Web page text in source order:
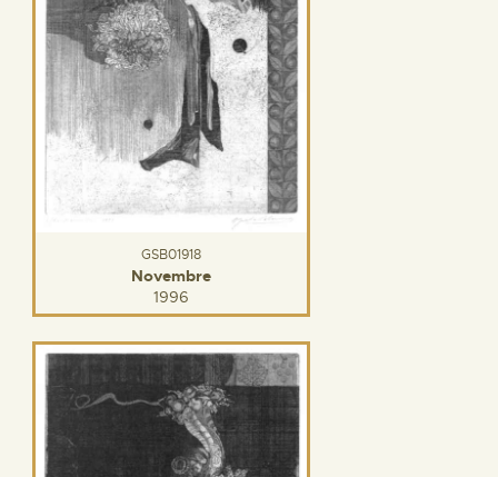
GSB01918
Novembre
1996